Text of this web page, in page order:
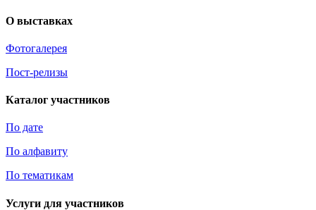
О выставках
Фотогалерея
Пост-релизы
Каталог участников
По дате
По алфавиту
По тематикам
Услуги для участников